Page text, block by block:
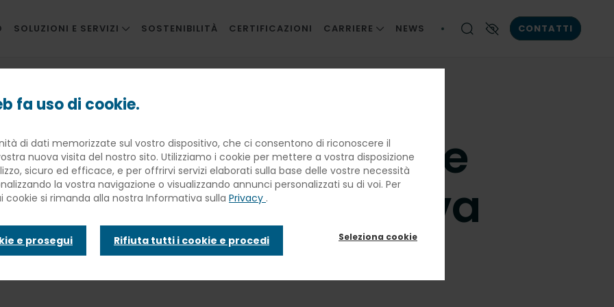
SOLUZIONI E SERVIZI
RISTORAZIONE AZIENDALE
RISTORAZIONE INNOVATIVA
SANITÀ
BANQUETING
TRAVEL CATERING
INFANZIA E WELFARE
SOSTENIBILITÀ CERTIFICAZIONI CARRIERE
LE NOSTRE PERSONE
NEWS CONTATTI
di cucina è come
Wall of Fame va
fa uso di cookie.
di dati memorizzate sul vostro dispositivo, che ci consentono di riconoscere il
nuova visita del nostro sito. Utilizziamo i cookie per mettere a vostra disposizione
sicuro ed efficace, e per offrirvi servizi elaborati sulla base delle vostre necessità
la vostra navigazione o visualizzando annunci personalizzati su di voi. Per
cookie si rimanda alla nostra Informativa sulla Privacy .
e prosegui Rifiuta tutti i cookie e procedi Seleziona cookie